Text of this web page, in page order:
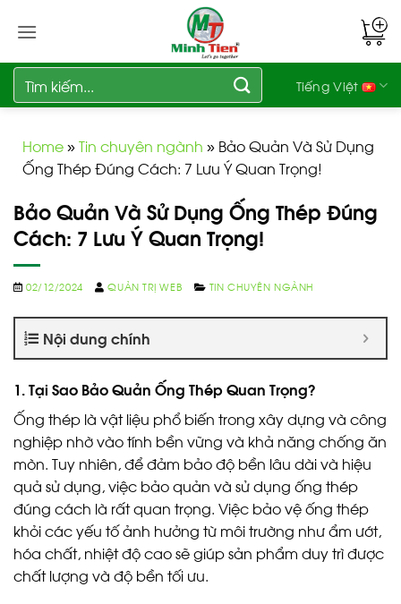
qua
dung
Tìm
kiếm:
Tiếng Việt
Home»Tin chuyên ngành » Bảo Quản Và Sử Dụng
Ống Thép Đúng Cách: 7 Lưu Ý Quan Trọng!
Bảo Quản Và Sử Dụng Ống Thép Đúng
Cách: 7 Lưu Ý Quan Trọng!
02/12/2024 QUẢN TRỊ WEB TIN CHUYÊN NGÀNH
Nội dung chính
1. Tại Sao Bảo Quản Ống Thép Quan Trọng?
Ống thép là vật liệu phổ biến trong xây dựng và công
nghiệp nhờ vào tính bền vững và khả năng chống ăn
mòn. Tuy nhiên, để đảm bảo độ bền lâu dài và hiệu
quả sử dụng, việc bảo quản và sử dụng ống thép
đúng cách là rất quan trọng. Việc bảo vệ ống thép
khỏi các yếu tố ảnh hưởng từ môi trường như ẩm ướt,
hóa chất, nhiệt độ cao sẽ giúp sản phẩm duy trì được
chất lượng và độ bền tối ưu.